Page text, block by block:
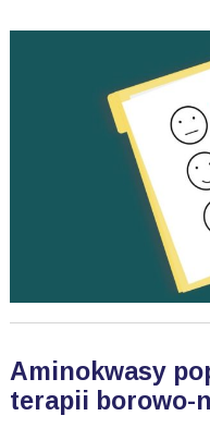
Aminokwasy
terapii borowo-